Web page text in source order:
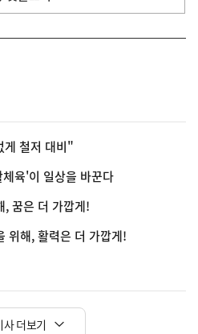
게 철저 대비"
육'이 일상을 바꾼다
, 꿈은 더 가깝게!
위해, 활력은 더 가깝게!
더보기